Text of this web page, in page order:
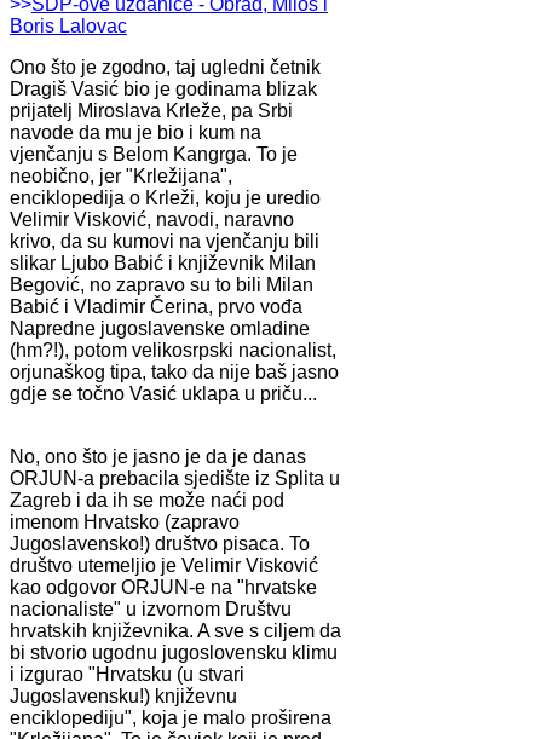
Boris Lalovac
Ono što je zgodno, taj ugledni četnik
Dragiš Vasić bio je godinama blizak
prijatelj Miroslava Krleže, pa Srbi
navode da mu je bio i kum na
vjenčanju s Belom Kangrga. To je
neobično, jer "Krležijana",
enciklopedija o Krleži, koju je uredio
Velimir Visković, navodi, naravno
krivo, da su kumovi na vjenčanju bili
slikar Ljubo Babić i književnik Milan
Begović, no zapravo su to bili Milan
Babić i Vladimir Čerina, prvo vođa
Napredne jugoslavenske omladine
(hm?!), potom velikosrpski nacionalist,
orjunaškog tipa, tako da nije baš jasno
gdje se točno Vasić uklapa u priču...
No, ono što je jasno je da je danas
ORJUN-a prebacila sjedište iz Splita u
Zagreb i da ih se može naći pod
imenom Hrvatsko (zapravo
Jugoslavensko!) društvo pisaca. To
društvo utemeljio je Velimir Visković
kao odgovor ORJUN-e na "hrvatske
nacionaliste" u izvornom Društvu
hrvatskih književnika. A sve s ciljem da
bi stvorio ugodnu jugoslovensku klimu
i izgurao "Hrvatsku (u stvari
Jugoslavensku!) književnu
enciklopediju", koja je malo proširena